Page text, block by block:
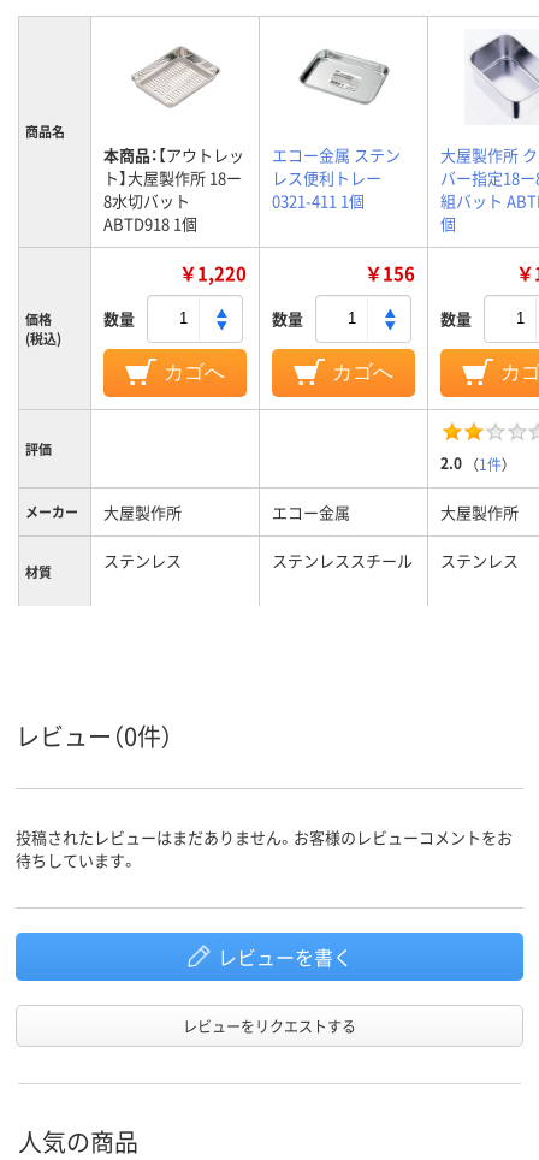
商品名
本商品：【アウトレッ
ト】大屋製作所 18ー
8水切バット
ABTD918 1個
エコー金属 ステン
レス便利トレー
0321-411 1個
大屋製作所
バー指定18
組バット
個
価格
(税込)
￥1,220
数量
カゴへ
￥156
数量
カゴへ
数量
カ
評価
2.0 （1件）
メーカー 大屋製作所 エコー金属 大屋製作所
材質 ステンレス ステンレススチール ステンレス
レビュー（0件）
投稿されたレビューはまだありません。お客様のレビューコメントをお
待ちしています。
レビューを書く
レビューをリクエストする
人気の商品